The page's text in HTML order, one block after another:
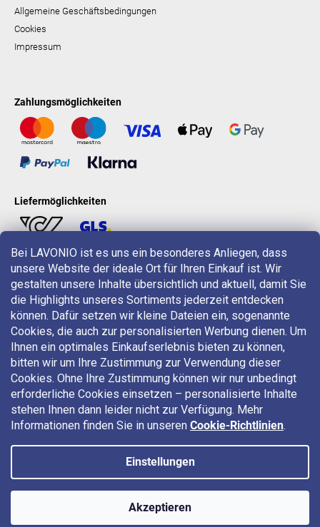
Bei LAVONIO ist es uns ein besonderes Anliegen, dass
unsere Website der ideale Ort für Ihren Einkauf ist. Wir
gestalten unsere Inhalte übersichtlich und aktuell, damit Sie
die Highlights unseres Sortiments jederzeit entdecken
können. Dafür setzen wir kleine Dateien ein, sogenannte
Cookies, die auch zur personalisierten Werbung dienen. Um
Ihnen ein optimales Einkaufserlebnis bieten zu können,
bitten wir um Ihre Zustimmung zur Verwendung dieser
Cookies. Ohne Ihre Zustimmung können wir nur unbedingt
erforderliche Cookies einsetzen – personalisierte Inhalte
stehen Ihnen dann leider nicht zur Verfügung. Mehr
Informationen finden Sie in unseren Cookie-Richtlinien.
Einstellungen
Akzeptieren
Allgemeine Geschäftsbedingungen
Cookies
Impressum
Zahlungsmöglichkeiten
Liefermöglichkeiten
LAVONIO in der Welt
Für Aktionen, Gewinnspiele und Rabatte folgen Sie uns auf:
Copyright 2026 LAVONIO.at. Alle Rechte vorbehalten.